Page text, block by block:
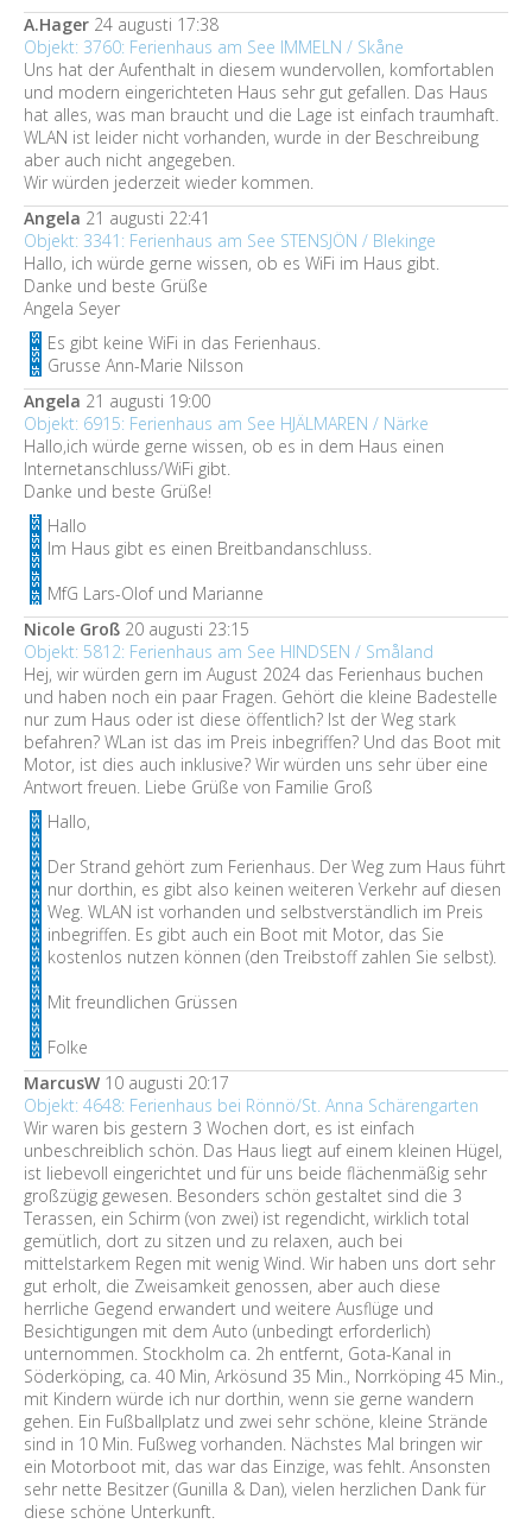
A.Hager 24 augusti 17:38
Objekt: 3760: Ferienhaus am See IMMELN / Skåne
Uns hat der Aufenthalt in diesem wundervollen, komfortablen
und modern eingerichteten Haus sehr gut gefallen. Das Haus
hat alles, was man braucht und die Lage ist einfach traumhaft.
WLAN ist leider nicht vorhanden, wurde in der Beschreibung
aber auch nicht angegeben.
Wir würden jederzeit wieder kommen.
Angela 21 augusti 22:41
Objekt: 3341: Ferienhaus am See STENSJÖN / Blekinge
Hallo, ich würde gerne wissen, ob es WiFi im Haus gibt.
Danke und beste Grüße
Angela Seyer
Es gibt keine WiFi in das Ferienhaus.
Grusse Ann-Marie Nilsson
Angela 21 augusti 19:00
Objekt: 6915: Ferienhaus am See HJÄLMAREN / Närke
Hallo,ich würde gerne wissen, ob es in dem Haus einen
Internetanschluss/WiFi gibt.
Danke und beste Grüße!
Hallo
Im Haus gibt es einen Breitbandanschluss.
MfG Lars-Olof und Marianne
Nicole Groß 20 augusti 23:15
Objekt: 5812: Ferienhaus am See HINDSEN / Småland
Hej, wir würden gern im August 2024 das Ferienhaus buchen
und haben noch ein paar Fragen. Gehört die kleine Badestelle
nur zum Haus oder ist diese öffentlich? Ist der Weg stark
befahren? WLan ist das im Preis inbegriffen? Und das Boot mit
Motor, ist dies auch inklusive? Wir würden uns sehr über eine
Antwort freuen. Liebe Grüße von Familie Groß
Hallo,
Der Strand gehört zum Ferienhaus. Der Weg zum Haus führt
nur dorthin, es gibt also keinen weiteren Verkehr auf diesen
Weg. WLAN ist vorhanden und selbstverständlich im Preis
inbegriffen. Es gibt auch ein Boot mit Motor, das Sie
kostenlos nutzen können (den Treibstoff zahlen Sie selbst).
Mit freundlichen Grüssen
Folke
MarcusW 10 augusti 20:17
Objekt: 4648: Ferienhaus bei Rönnö/St. Anna Schärengarten
Wir waren bis gestern 3 Wochen dort, es ist einfach
unbeschreiblich schön. Das Haus liegt auf einem kleinen Hügel,
ist liebevoll eingerichtet und für uns beide flächenmäßig sehr
großzügig gewesen. Besonders schön gestaltet sind die 3
Terassen, ein Schirm (von zwei) ist regendicht, wirklich total
gemütlich, dort zu sitzen und zu relaxen, auch bei
mittelstarkem Regen mit wenig Wind. Wir haben uns dort sehr
gut erholt, die Zweisamkeit genossen, aber auch diese
herrliche Gegend erwandert und weitere Ausflüge und
Besichtigungen mit dem Auto (unbedingt erforderlich)
unternommen. Stockholm ca. 2h entfernt, Gota-Kanal in
Söderköping, ca. 40 Min, Arkösund 35 Min., Norrköping 45 Min.,
mit Kindern würde ich nur dorthin, wenn sie gerne wandern
gehen. Ein Fußballplatz und zwei sehr schöne, kleine Strände
sind in 10 Min. Fußweg vorhanden. Nächstes Mal bringen wir
ein Motorboot mit, das war das Einzige, was fehlt. Ansonsten
sehr nette Besitzer (Gunilla & Dan), vielen herzlichen Dank für
diese schöne Unterkunft.